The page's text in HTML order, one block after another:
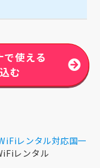
で使える
む
レンタル対応国一
レンタル